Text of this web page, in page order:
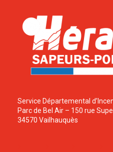
Service Départemental
Parc de Bel Air – 150 rue
34570 Vailhauquès